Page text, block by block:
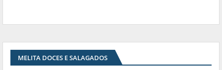
MELITA DOCES E SALAGADOS